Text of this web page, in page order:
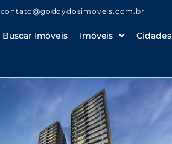
contato@godoydosimoveis.com.br
Buscar Imóveis Imóveis Cidades